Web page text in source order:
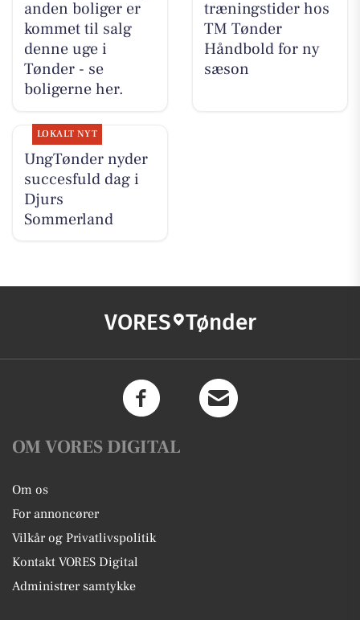
anden boliger er
kommet til salg
denne uge i
Tønder - se
boligerne her.
træningstider hos
TM Tønder
Håndbold for ny
sæson
LOKALT NYT
UngTønder nyder
succesfuld dag i
Djurs
Sommerland
VORES Tønder
OM VORES DIGITAL
Om os
For annoncører
Vilkår og Privatlivspolitik
Kontakt VORES Digital
Administrer samtykke